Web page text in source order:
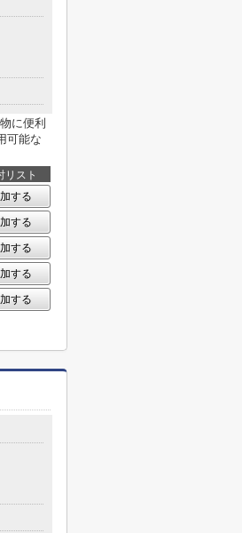
に便利
可能な
リスト
する
する
する
する
する